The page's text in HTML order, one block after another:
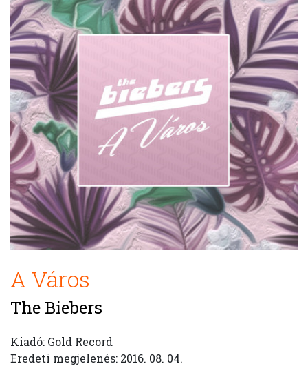
A Város
The Biebers
Kiadó: Gold Record
Eredeti megjelenés: 2016. 08. 04.